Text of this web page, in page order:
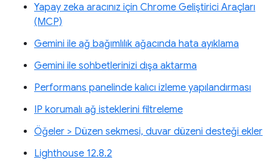
Yapay zeka aracınız için Chrome Geliştirici Araçları
(MCP)
Gemini ile ağ bağımlılık ağacında hata ayıklama
Gemini ile sohbetlerinizi dışa aktarma
Performans panelinde kalıcı izleme yapılandırması
IP korumalı ağ isteklerini filtreleme
Öğeler > Düzen sekmesi, duvar düzeni desteği ekler
Lighthouse 12.8.2